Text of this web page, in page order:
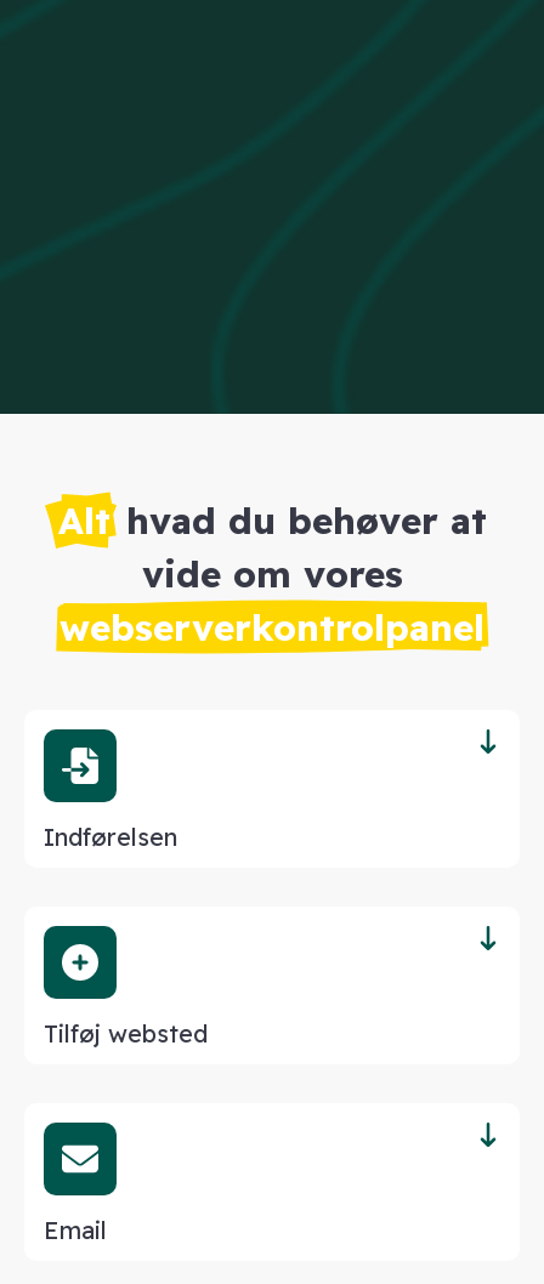
Alt hvad du behøver at
vide om vores
webserverkontrolpanel
Indførelsen
Tilføj websted
Email